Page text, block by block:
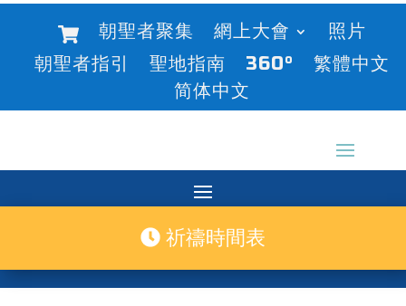
朝聖者聚集 網上大會
照片
朝聖者指引
聖地指南 360°
繁體中文
简体中文
祈禱時間表